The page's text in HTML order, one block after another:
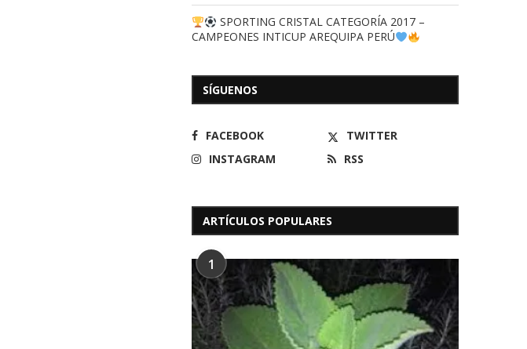
SPORTING CRISTAL CATEGORÍA 2017 –
CAMPEONES INTICUP AREQUIPA PERÚ
SÍGUENOS
FACEBOOK
TWITTER
INSTAGRAM
RSS
ARTÍCULOS POPULARES
1